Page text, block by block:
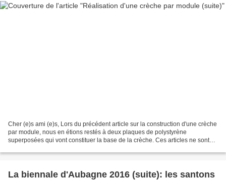
Cher (e)s ami (e)s, Lors du précédent article sur la construction d'une crèche
par module, nous en étions restés à deux plaques de polystyrène
superposées qui vont constituer la base de la crèche. Ces articles ne sont
La biennale d'Aubagne 2016 (suite): les santons